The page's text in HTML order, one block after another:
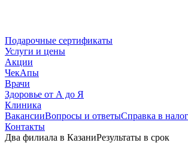
Подарочные сертификаты
Услуги и цены
Акции
ЧекАпы
Врачи
Здоровье от А до Я
Клиника
ВакансииВопросы и ответыСправка в
Контакты
Два филиала в КазаниРезультаты в срок